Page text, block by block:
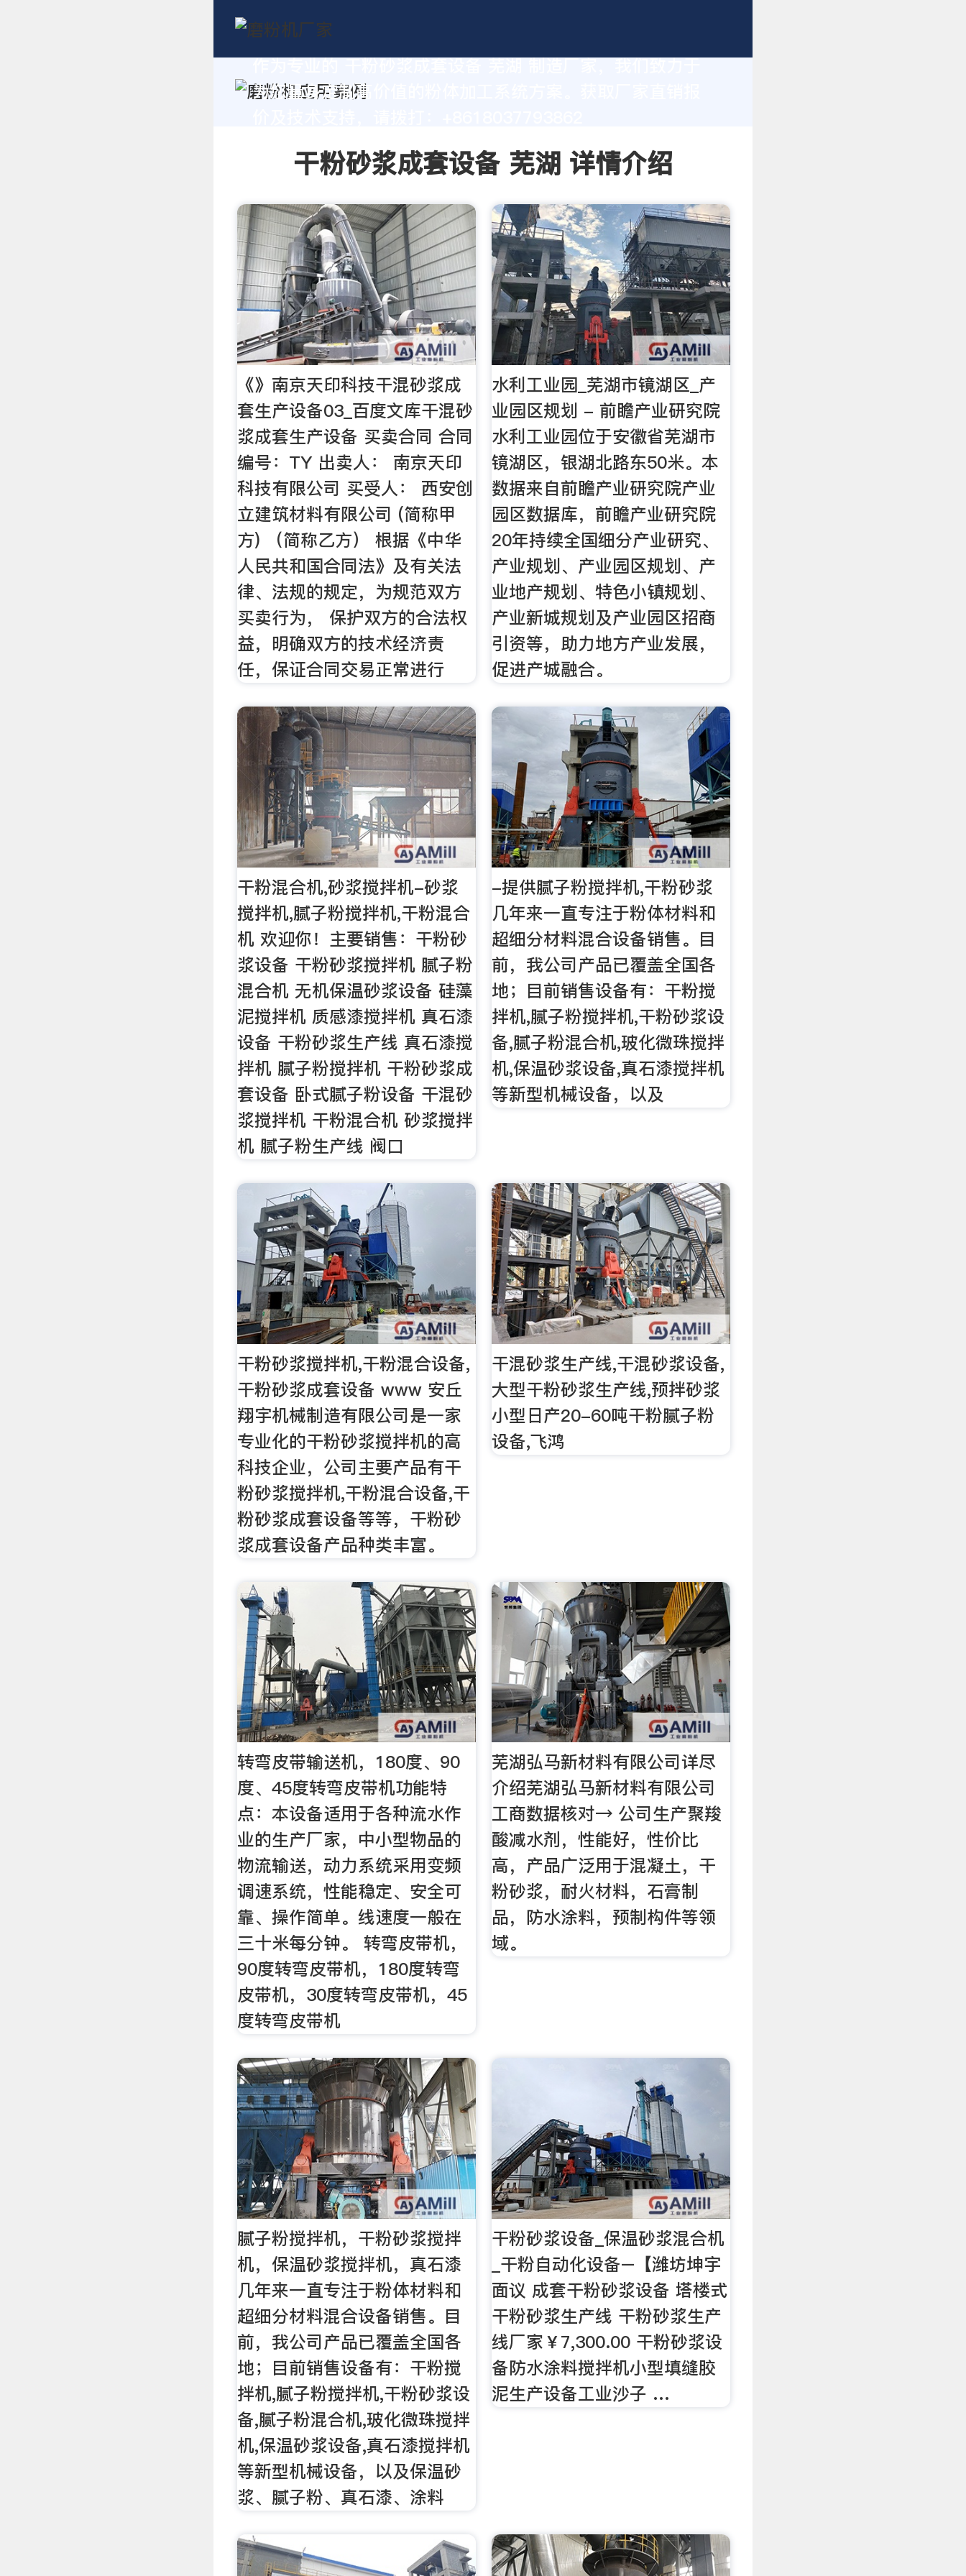
为您量身定制高价值的粉体加工系统方案。获取厂家直销报
干粉砂浆成套设备 芜湖 详情介绍
《》南京天印科技干混砂浆成
套生产设备03_百度文库干混砂
浆成套生产设备 买卖合同 合同
编号：TY 出卖人： 南京天印
科技有限公司 买受人： 西安创
立建筑材料有限公司 (简称甲
方) （简称乙方） 根据《中华
人民共和国合同法》及有关法
律、法规的规定，为规范双方
买卖行为， 保护双方的合法权
益，明确双方的技术经济责
任，保证合同交易正常进行
水利工业园_芜湖市镜湖区_产
业园区规划 - 前瞻产业研究院
水利工业园位于安徽省芜湖市
镜湖区，银湖北路东50米。本
数据来自前瞻产业研究院产业
园区数据库，前瞻产业研究院
20年持续全国细分产业研究、
产业规划、产业园区规划、产
业地产规划、特色小镇规划、
产业新城规划及产业园区招商
引资等，助力地方产业发展，
促进产城融合。
干粉混合机,砂浆搅拌机-砂浆
搅拌机,腻子粉搅拌机,干粉混合
机 欢迎你！主要销售：干粉砂
浆设备 干粉砂浆搅拌机 腻子粉
混合机 无机保温砂浆设备 硅藻
泥搅拌机 质感漆搅拌机 真石漆
设备 干粉砂浆生产线 真石漆搅
拌机 腻子粉搅拌机 干粉砂浆成
套设备 卧式腻子粉设备 干混砂
浆搅拌机 干粉混合机 砂浆搅拌
机 腻子粉生产线 阀口
-提供腻子粉搅拌机,干粉砂浆
几年来一直专注于粉体材料和
超细分材料混合设备销售。目
前，我公司产品已覆盖全国各
地；目前销售设备有：干粉搅
拌机,腻子粉搅拌机,干粉砂浆设
备,腻子粉混合机,玻化微珠搅拌
机,保温砂浆设备,真石漆搅拌机
等新型机械设备，以及
干粉砂浆搅拌机,干粉混合设备,
干粉砂浆成套设备 www 安丘
翔宇机械制造有限公司是一家
专业化的干粉砂浆搅拌机的高
科技企业，公司主要产品有干
粉砂浆搅拌机,干粉混合设备,干
粉砂浆成套设备等等，干粉砂
浆成套设备产品种类丰富。
干混砂浆生产线,干混砂浆设备,
大型干粉砂浆生产线,预拌砂浆
小型日产20-60吨干粉腻子粉
设备,飞鸿
转弯皮带输送机，180度、90
度、45度转弯皮带机功能特
点：本设备适用于各种流水作
业的生产厂家，中小型物品的
物流输送，动力系统采用变频
调速系统，性能稳定、安全可
靠、操作简单。线速度一般在
三十米每分钟。 转弯皮带机，
90度转弯皮带机，180度转弯
皮带机，30度转弯皮带机，45
度转弯皮带机
芜湖弘马新材料有限公司详尽
介绍芜湖弘马新材料有限公司
工商数据核对→ 公司生产聚羧
酸减水剂，性能好，性价比
高，产品广泛用于混凝土，干
粉砂浆，耐火材料，石膏制
品，防水涂料，预制构件等领
域。
腻子粉搅拌机，干粉砂浆搅拌
机，保温砂浆搅拌机，真石漆
几年来一直专注于粉体材料和
超细分材料混合设备销售。目
前，我公司产品已覆盖全国各
地；目前销售设备有：干粉搅
拌机,腻子粉搅拌机,干粉砂浆设
备,腻子粉混合机,玻化微珠搅拌
机,保温砂浆设备,真石漆搅拌机
等新型机械设备，以及保温砂
浆、腻子粉、真石漆、涂料
干粉砂浆设备_保温砂浆混合机
_干粉自动化设备–【潍坊坤宇
面议 成套干粉砂浆设备 塔楼式
干粉砂浆生产线 干粉砂浆生产
线厂家￥7,300.00 干粉砂浆设
备防水涂料搅拌机小型填缝胶
泥生产设备工业沙子 …